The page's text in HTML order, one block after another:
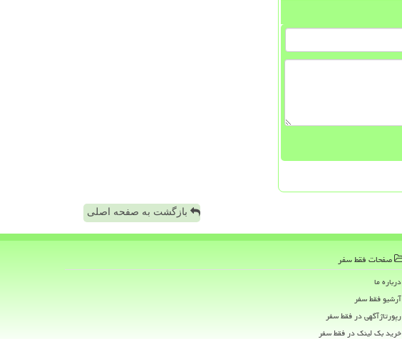
بازگشت به صفحه اصلی
صفحات فقط سفر
درباره ما
آرشیو فقط سفر
رپورتاژآگهی در فقط سفر
خرید بک لینک در فقط سفر